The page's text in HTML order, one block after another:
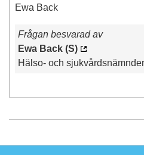
Ewa Back
Frågan besvarad av
Ewa Back (S)
Hälso- och